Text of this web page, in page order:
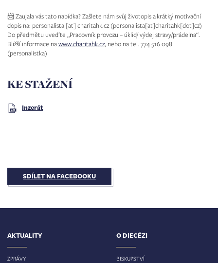
📨 Zaujala vás tato nabídka? Zašlete nám svůj životopis a krátký motivační
dopis na: personalista [at] charitahk.cz (personalista[at]charitahk[dot]cz)
Do předmětu uveďte „Pracovník provozu – úklid/ výdej stravy/prádelna“.
Bližší informace nawww.charitahk.cz, nebo na tel. 774 516 098
(personalistka)
KE STAŽENÍ
Inzerát
SDÍLET NA FACEBOOKU
AKTUALITY
ZPRÁVY
O DIECÉZI
BISKUPSTVÍ